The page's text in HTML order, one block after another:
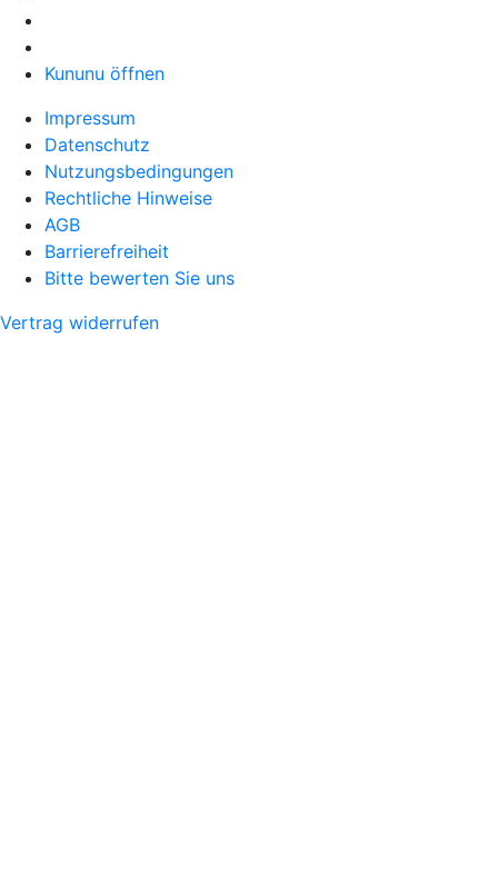
Kununu öffnen
Impressum
Datenschutz
Nutzungsbedingungen
Rechtliche Hinweise
AGB
Barrierefreiheit
Bitte bewerten Sie uns
Vertrag widerrufen